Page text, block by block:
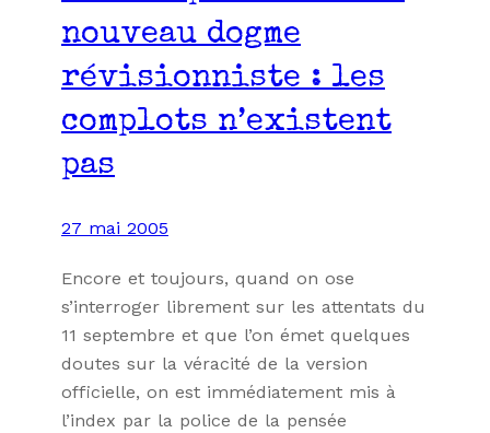
nouveau dogme
révisionniste : les
complots n’existent
pas
27 mai 2005
Encore et toujours, quand on ose
s’interroger librement sur les attentats du
11 septembre et que l’on émet quelques
doutes sur la véracité de la version
officielle, on est immédiatement mis à
l’index par la police de la pensée